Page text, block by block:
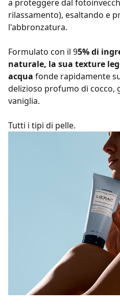
a proteggere dal
rilassamento), esaltando e
l'abbronzatura.
Formulato con il 95% di
naturale, la sua texture
acqua fonde rapidamente
delizioso profumo di cocco,
vaniglia.
Tutti i tipi di pelle.